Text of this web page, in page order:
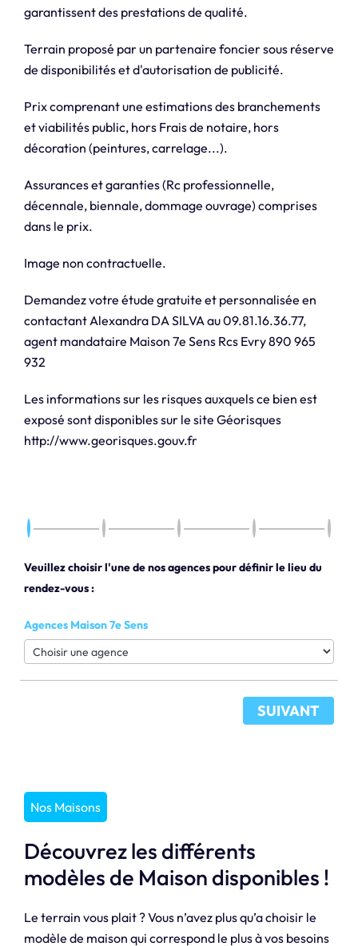
garantissent des prestations de qualité.
Terrain proposé par un partenaire foncier sous réserve
de disponibilités et d'autorisation de publicité.
Prix comprenant une estimations des branchements
et viabilités public, hors Frais de notaire, hors
décoration (peintures, carrelage...).
Assurances et garanties (Rc professionnelle,
décennale, biennale, dommage ouvrage) comprises
dans le prix.
Image non contractuelle.
Demandez votre étude gratuite et personnalisée en
contactant Alexandra DA SILVA au 09.81.16.36.77,
agent mandataire Maison 7e Sens Rcs Evry 890 965
932
Les informations sur les risques auxquels ce bien est
exposé sont disponibles sur le site Géorisques
http://www.georisques.gouv.fr
Veuillez choisir l'une de nos agences pour définir le lieu du
rendez-vous :
Agences Maison 7e Sens
SUIVANT
Nos Maisons
Découvrez les différents
modèles de Maison disponibles !
Le terrain vous plait ? Vous n’avez plus qu’a choisir le
modèle de maison qui correspond le plus à vos besoins